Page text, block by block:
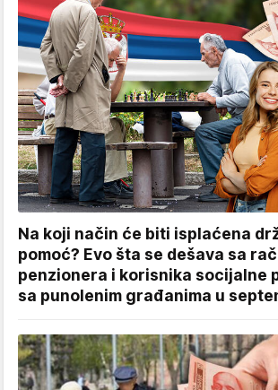
Na koji način će biti isplaćena
pomoć? Evo šta se dešava sa
penzionera i korisnika socijalne
sa punolenim građanima u